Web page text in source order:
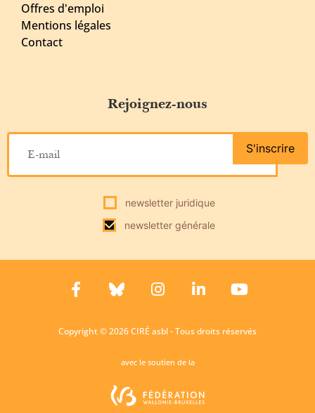
Offres d'emploi
Mentions légales
Contact
Rejoignez-nous
newsletter juridique
newsletter générale
S'inscrire
Copyright © 2026 CIRÉ asbl - Tous droits réservés
avec le soutien de la